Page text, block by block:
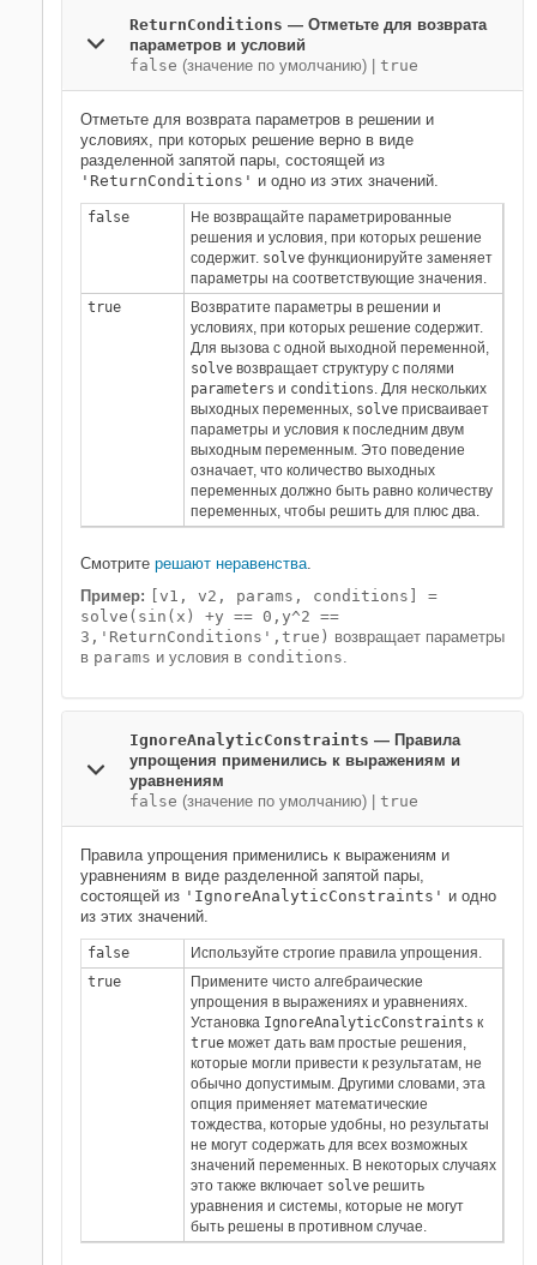
ReturnConditions — Отметьте для возврата
параметров и условий
false (значение по умолчанию) | true
Отметьте для возврата параметров в решении и
условиях, при которых решение верно в виде
разделенной запятой пары, состоящей из
'ReturnConditions' и одно из этих значений.
false
Не возвращайте параметрированные
решения и условия, при которых решение
содержит. solve функционируйте заменяет
параметры на соответствующие значения.
true
Возвратите параметры в решении и
условиях, при которых решение содержит.
Для вызова с одной выходной переменной,
solve возвращает структуру с полями
parameters и conditions. Для нескольких
выходных переменных, solve присваивает
параметры и условия к последним двум
выходным переменным. Это поведение
означает, что количество выходных
переменных должно быть равно количеству
переменных, чтобы решить для плюс два.
Смотрите решают неравенства.
Пример:
[v1, v2, params, conditions] =
solve(sin(x) +y == 0,y^2 ==
3,'ReturnConditions',true) возвращает параметры
в params и условия в conditions.
IgnoreAnalyticConstraints — Правила
упрощения применились к выражениям и
уравнениям
false (значение по умолчанию) | true
Правила упрощения применились к выражениям и
уравнениям в виде разделенной запятой пары,
состоящей из 'IgnoreAnalyticConstraints' и одно
из этих значений.
false
Используйте строгие правила упрощения.
true
Примените чисто алгебраические
упрощения в выражениях и уравнениях.
Установка IgnoreAnalyticConstraints к
true может дать вам простые решения,
которые могли привести к результатам, не
обычно допустимым. Другими словами, эта
опция применяет математические
тождества, которые удобны, но результаты
не могут содержать для всех возможных
значений переменных. В некоторых случаях
это также включает solve решить
уравнения и системы, которые не могут
быть решены в противном случае.